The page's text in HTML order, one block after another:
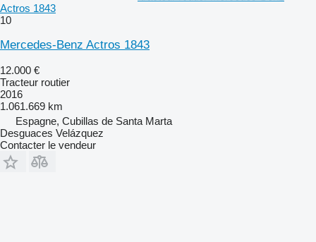
Actros 1843
10
Mercedes-Benz Actros 1843
12.000 €
Tracteur routier
2016
1.061.669 km
Espagne, Cubillas de Santa Marta
Desguaces Velázquez
Contacter le vendeur